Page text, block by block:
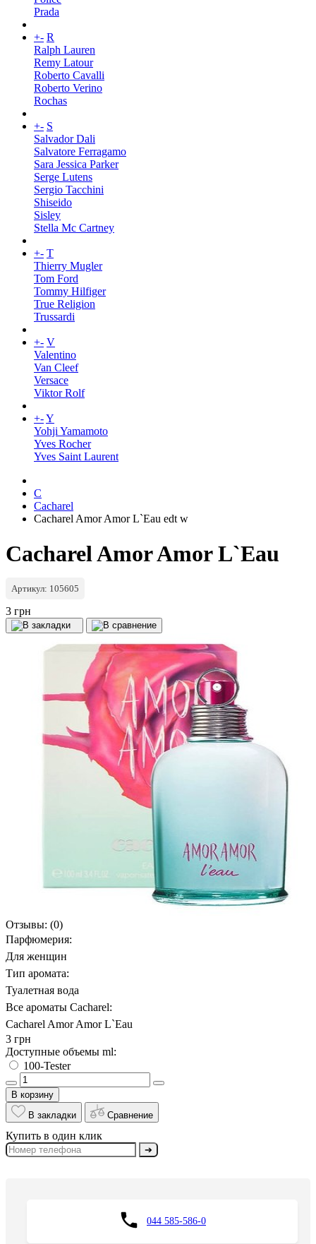
Prada
+- R
Ralph Lauren
Remy Latour
Roberto Cavalli
Roberto Verino
Rochas
+- S
Salvador Dali
Salvatore Ferragamo
Sara Jessica Parker
Serge Lutens
Sergio Tacchini
Shiseido
Sisley
Stella Mc Cartney
+- T
Thierry Mugler
Tom Ford
Tommy Hilfiger
True Religion
Trussardi
+- V
Valentino
Van Cleef
Versace
Viktor Rolf
+-Y
Yohji Yamamoto
Yves Rocher
Yves Saint Laurent
C
Cacharel
Cacharel Amor Amor L`Eau edt w
Cacharel Amor Amor L`Eau
Артикул: 105605
3 грн
Отзывы: (0)
Парфюмерия:
Для женщин
Тип аромата:
Туалетная вода
Все ароматы Cacharel:
Cacharel Amor Amor L`Eau
3 грн
Доступные объемы ml:
100-Tester
В корзину
В закладки
Сравнение
Купить в один клик
➔
044 585-586-0